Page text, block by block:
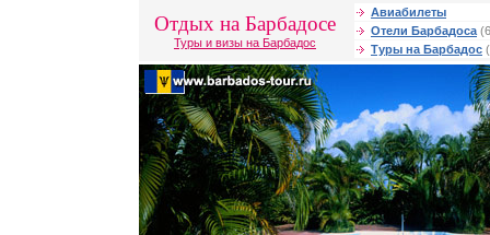
Отдых на Барбадосе
Туры и визы на Барбадос
Авиабилеты
Отели Барбадоса
Туры на Барбадос